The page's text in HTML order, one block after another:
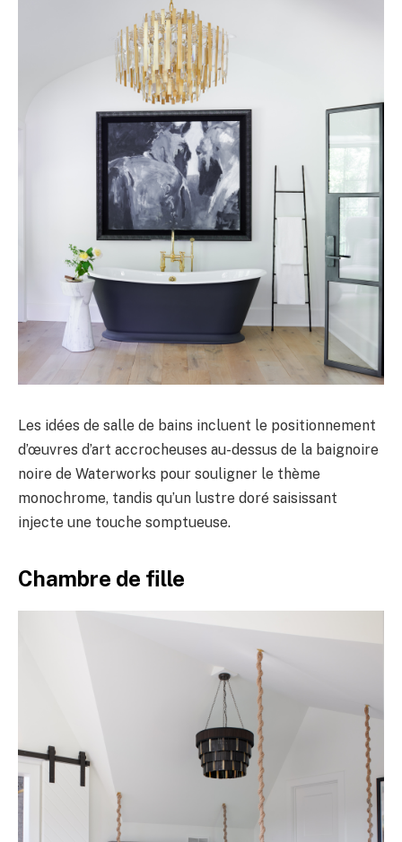
Les idées de salle de bains incluent le positionnement
d’œuvres d’art accrocheuses au-dessus de la baignoire
noire de Waterworks pour souligner le thème
monochrome, tandis qu’un lustre doré saisissant
injecte une touche somptueuse.
Chambre de fille